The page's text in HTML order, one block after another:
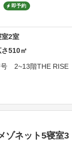
即予約
室2室
さ510㎡
号 2~13階THE RISE
ゾネット5寝室3